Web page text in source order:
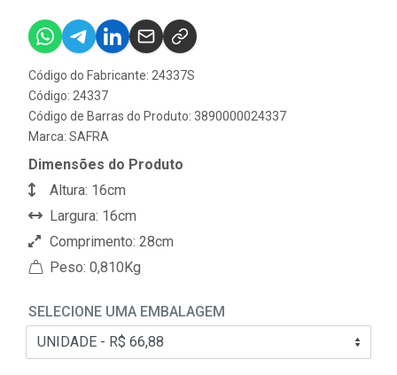
Código do Fabricante: 24337S
Código: 24337
Código de Barras do Produto: 3890000024337
Marca: SAFRA
Dimensões do Produto
Altura: 16cm
Largura: 16cm
Comprimento: 28cm
Peso: 0,810Kg
SELECIONE UMA EMBALAGEM